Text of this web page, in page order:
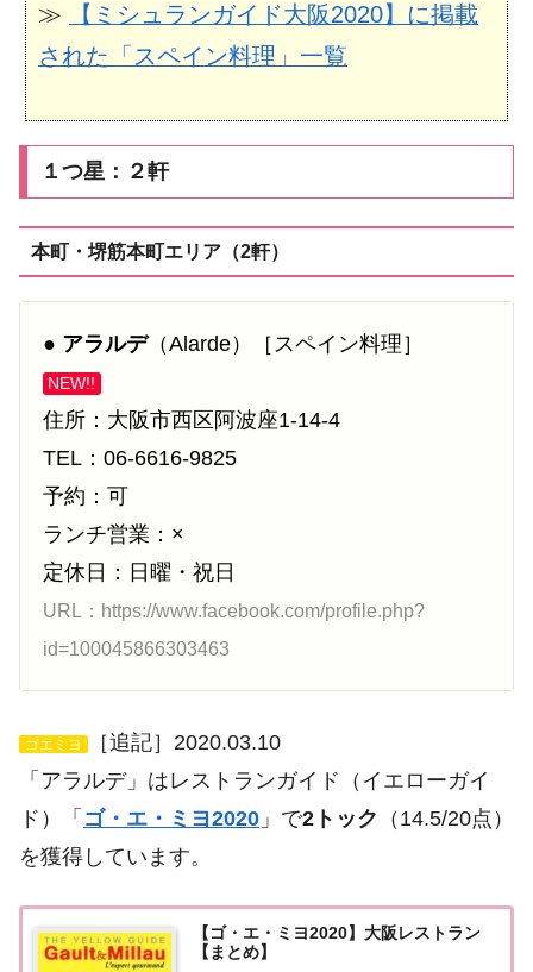
≫
【ミシュランガイド大阪2020】に掲載
された「スペイン料理」一覧
１つ星：２軒
本町・堺筋本町エリア（2軒）
● アラルデ（Alarde）［スペイン料理］
NEW!!
住所：大阪市西区阿波座1-14-4
TEL：06-6616-9825
予約：可
ランチ営業：×
定休日：日曜・祝日
URL：https://www.facebook.com/profile.php?
id=100045866303463
ゴエミヨ
［追記］2020.03.10
「アラルデ」はレストランガイド（イエローガイ
ド）「 ゴ・エ・ミヨ2020 」で2トック （14.5/20点）
を獲得しています。
【ゴ・エ・ミヨ2020】大阪レストラン
【まとめ】